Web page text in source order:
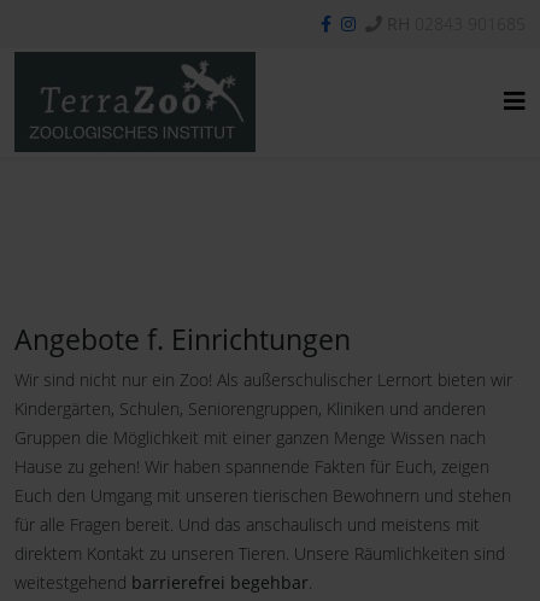
Angebote f. Einrichtungen
Wir sind nicht nur ein Zoo! Als außerschulischer Lernort bieten wir
Kindergärten, Schulen, Seniorengruppen, Kliniken und anderen
Gruppen die Möglichkeit mit einer ganzen Menge Wissen nach
Hause zu gehen! Wir haben spannende Fakten für Euch, zeigen
Euch den Umgang mit unseren tierischen Bewohnern und stehen
für alle Fragen bereit. Und das anschaulisch und meistens mit
direktem Kontakt zu unseren Tieren. Unsere Räumlichkeiten sind
weitestgehend barrierefrei begehbar.